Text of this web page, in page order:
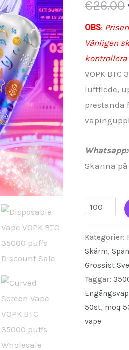
€26.00
OBS:
Vänligen
VOPK
luftflöde,
prestanda
Whatsapp:
Skanna
VOPK
35K
Smart
Display
Disposable
Vape
Adjustable
Airflow
Kategorier:
Skärm,
Grossist
Taggar:
50st, moq
vape